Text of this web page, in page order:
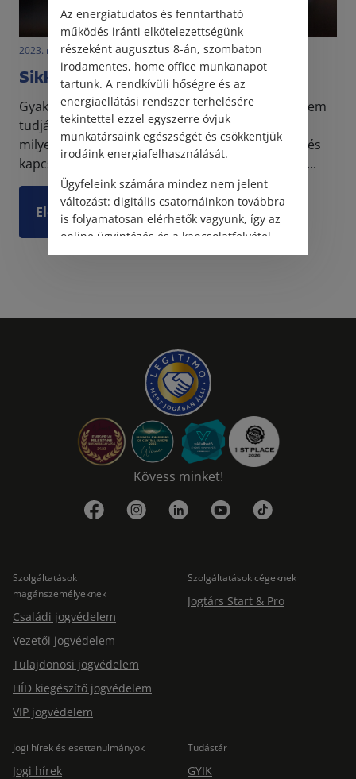
2023. március 9. • LegitiMoadmin
Sikkasztás, csalás vagy kártérítés?
Gyakorta fennálló probléma, hogy az emberek nem
tudják eldönteni egy adott jogvita kapcsán, hogy
milyen irányban induljanak el az igényérvényesítés
kapcsán és itt most nem feltétlenül arra kell gon...
Elolvasom
Kövess minket!
Szolgáltatások
magánszemélyeknek
Családi jogvédelem
Vezetői jogvédelem
Tulajdonosi jogvédelem
HÍD kiegészítő jogvédelem
VIP jogvédelem
Szolgáltatások cégeknek
Jogtárs Start & Pro
Jogi hírek és esettanulmányok
Jogi hírek
Tudástár
GYIK
Az energiatudatos és fenntartható
működés iránti elkötelezettségünk
részeként augusztus 8-án, szombaton
irodamentes, home office munkanapot
tartunk. A rendkívüli hőségre és az
energiaellátási rendszer terhelésére
tekintettel ezzel egyszerre óvjuk
munkatársaink egészségét és csökkentjük
irodáink energiafelhasználását.
Ügyfeleink számára mindez nem jelent
változást: digitális csatornáinkon továbbra
is folyamatosan elérhetők vagyunk, így az
online ügyintézés és a kapcsolatfelvétel
változatlanul biztosított.